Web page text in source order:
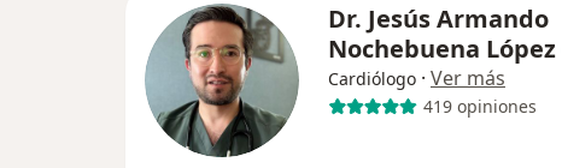
Dr. Jesús Armando
Nochebuena López
Cardiólogo · Ver más
419 opiniones